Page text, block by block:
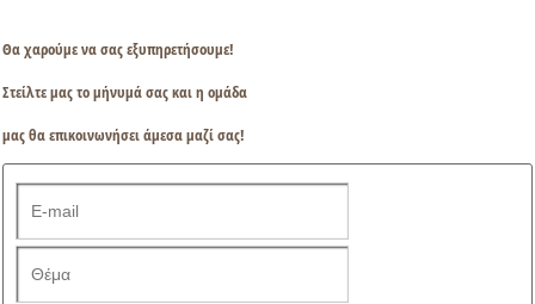
Θα χαρούμε να σας εξυπηρετήσουμε!
Στείλτε μας το μήνυμά σας και η ομάδα
μας θα επικοινωνήσει άμεσα μαζί σας!